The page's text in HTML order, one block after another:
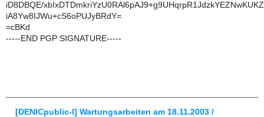
iD8DBQE/
iA8Yw8IJWu+cS6oPUJyBRdY=
=cBKd
-----END PGP SIGNATURE-----
[DENICpublic-l] Wartungsarbeiten am 18.11.2003 /